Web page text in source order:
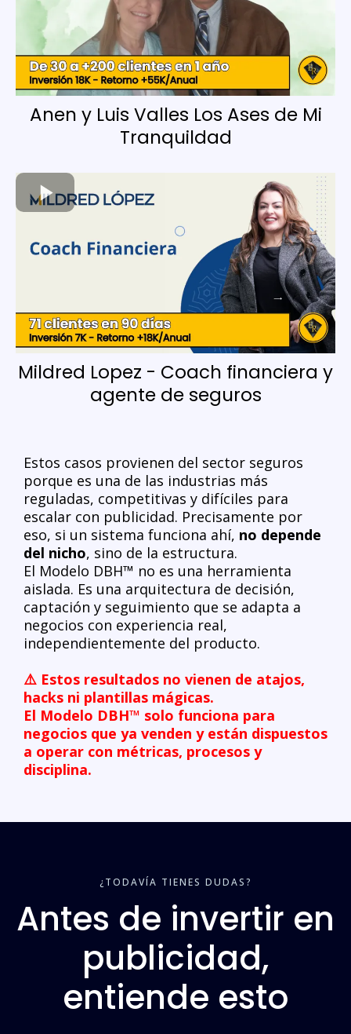
Anen y Luis Valles Los Ases de Mi
Tranquildad
Mildred Lopez - Coach financiera y
agente de seguros
Estos casos provienen del sector seguros
porque es una de las industrias más
reguladas, competitivas y difíciles para
escalar con publicidad. Precisamente por
eso, si un sistema funciona ahí, no depende
del nicho, sino de la estructura.
El Modelo DBH™ no es una herramienta
aislada. Es una arquitectura de decisión,
captación y seguimiento que se adapta a
negocios con experiencia real,
independientemente del producto.
⚠️ Estos resultados no vienen de atajos,
hacks ni plantillas mágicas.
El Modelo DBH™ solo funciona para
negocios que ya venden y están dispuestos
a operar con métricas, procesos y
disciplina.
¿TODAVÍA TIENES DUDAS?
Antes de invertir en
publicidad,
entiende esto